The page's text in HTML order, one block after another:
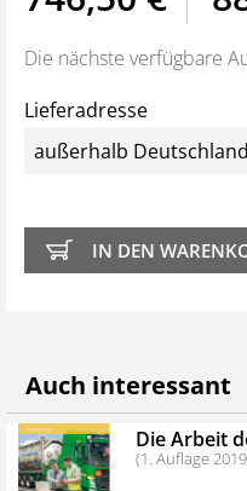
(„Tagging“)
Die kompletten
Code) sowie
Regelungen
IMO-Erklärungs-
Transport-
Tabellen,
Weisungen in
1000-Punkte-
Die nächste verfügbare
Lieferadresse
Auch interessant
Die Arbeit
(1. Auflage